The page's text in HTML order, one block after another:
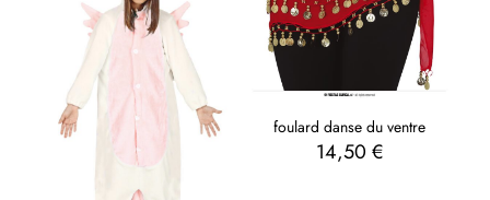
foulard danse du ventre
14,50 €